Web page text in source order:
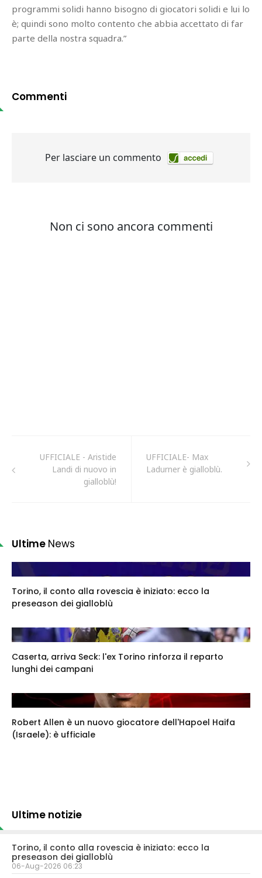
programmi solidi hanno bisogno di giocatori solidi e lui lo
è; quindi sono molto contento che abbia accettato di far
parte della nostra squadra.”
Commenti
UFFICIALE - Aristide
Landi di nuovo in
gialloblù!
UFFICIALE- Max
Ladurner è gialloblù.
Ultime News
Torino, il conto alla rovescia è iniziato: ecco la
preseason dei gialloblù
Caserta, arriva Seck: l'ex Torino rinforza il reparto
lunghi dei campani
Robert Allen è un nuovo giocatore dell'Hapoel Haifa
(Israele): è ufficiale
Ultime notizie
Torino, il conto alla rovescia è iniziato: ecco la
preseason dei gialloblù
06-Aug-2026 06:23